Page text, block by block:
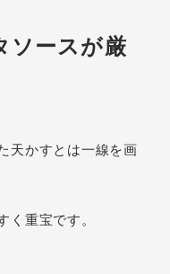
ソースが厳
天かすとは一線を画
重宝です。